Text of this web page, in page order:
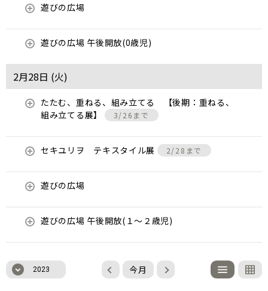
遊びの広場
遊びの広場 午後開放(0歳児)
2月28日 (火)
たたむ、重ねる、組み立てる 【後期：重ねる、
組み立てる展】
3/26まで
セキユリヲ テキスタイル展 2/28まで
遊びの広場
遊びの広場 午後開放(１～２歳児)
2023 今月